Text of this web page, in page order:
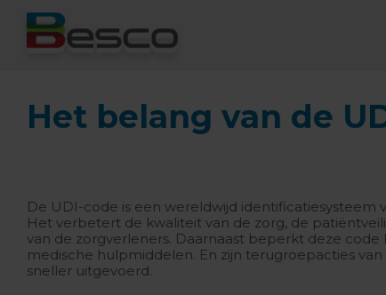
Het belang van de
De UDI-code is een wereldwijd identificatiesysteem
Het verbetert de kwaliteit van de zorg, de
van de zorgverleners. Daarnaast beperkt deze code
medische hulpmiddelen. En zijn terugroepacties
sneller uitgevoerd.